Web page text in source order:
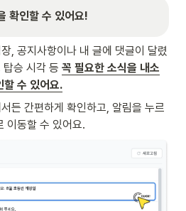
확인할 수 있어요!
, 공지사항이나 내 글에 댓글이 달렸
승 시각 등 꼭 필요한 소식을 내소
할 수 있어요.
든 간편하게 확인하고, 알림을 누르
이동할 수 있어요.